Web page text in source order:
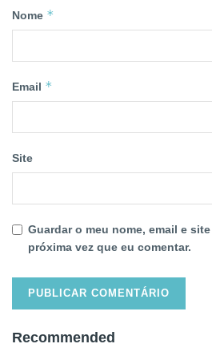
Nome *
Email *
Site
Guardar o meu nome, email e
próxima vez que eu comentar.
Recommended